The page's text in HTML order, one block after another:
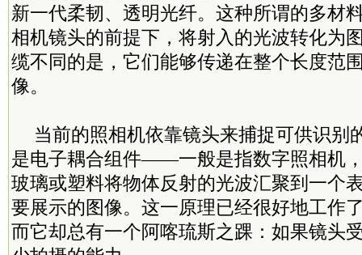
新一代柔韧、透明光纤。这种所谓的多材
相机镜头的前提下，将射入的光波转化为
缆不同的是，它们能够传递在整个长度范
像。
当前的照相机依靠镜头来捕捉可供识别
是电子耦合组件——一般是指数字照相机
玻璃或塑料将物体反射的光波汇聚到一个
要展示的图像。这一原理已经很好地工作
而它却总有一个阿喀琉斯之踝：如果镜头